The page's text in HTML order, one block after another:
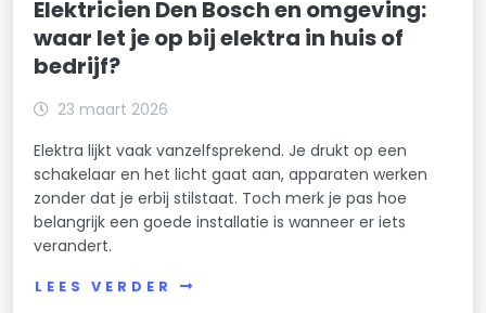
Elektricien Den Bosch en omgeving:
waar let je op bij elektra in huis of
bedrijf?
23 maart 2026
Elektra lijkt vaak vanzelfsprekend. Je drukt op een
schakelaar en het licht gaat aan, apparaten werken
zonder dat je erbij stilstaat. Toch merk je pas hoe
belangrijk een goede installatie is wanneer er iets
verandert.
LEES VERDER